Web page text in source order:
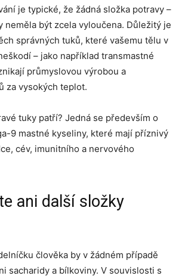
je typické, že žádná složka potravy –
neměla být zcela vyloučena. Důležitý je
správných tuků, které vašemu tělu v
– jako například transmastné
průmyslovou výrobou a
za vysokých teplot.
tuky patří? Jedná se především o
9 mastné kyseliny, které mají příznivý
cév, imunitního a nervového
ani další složky
člověka by v žádném případě
sacharidy a bílkoviny. V souvislosti s